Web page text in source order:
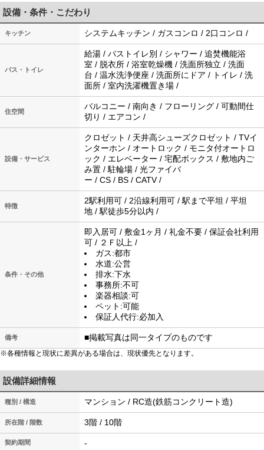
設備・条件・こだわり
キッチン システムキッチン / ガスコンロ / 2口コンロ /
バス・トイレ
給湯 / バストイレ別 / シャワー / 追焚機能浴
室 / 脱衣所 / 浴室乾燥機 / 洗面所独立 / 洗面
台 / 温水洗浄便座 / 洗面所にドア / トイレ / 洗
面所 / 室内洗濯機置き場 /
住空間
バルコニー / 南向き / フローリング / 可動間仕
切り / エアコン /
設備・サービス
クロゼット / 天井高シューズクロゼット / TVイ
ンターホン / オートロック / モニタ付オートロ
ック / エレベーター / 宅配ボックス / 敷地内ご
み置 / 駐輪場 / 光ファイバ
ー / CS / BS / CATV /
特徴
2駅利用可 / 2沿線利用可 / 駅まで平坦 / 平坦
地 / 駅徒歩5分以内 /
条件・その他
即入居可 / 敷金1ヶ月 / 礼金不要 / 保証会社利用
可 / ２Ｆ以上 /
ガス:都市
水道:公営
排水:下水
事務所:不可
楽器相談:可
ペット:可能
保証人代行:必加入
備考 ■掲載写真は同一タイプのものです
※各種情報と現状に差異がある場合は、現状優先となります。
設備詳細情報
種別 / 構造 マンション / RC造(鉄筋コンクリート造)
所在階 / 階数 3階 / 10階
契約期間 -